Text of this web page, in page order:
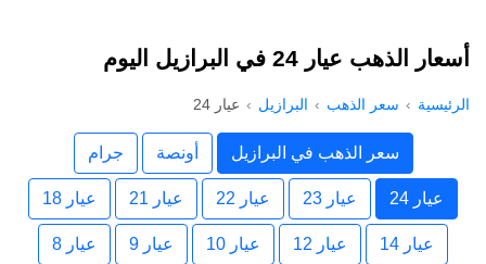
أسعار الذهب عيار 24 في البرازيل اليوم
الرئيسية سعر الذهب البرازيل عيار 24
سعر الذهب في البرازيل أونصة جرام
عيار 24 عيار 23 عيار 22 عيار 21 عيار 18
عيار 14 عيار 12 عيار 10 عيار 9 عيار 8